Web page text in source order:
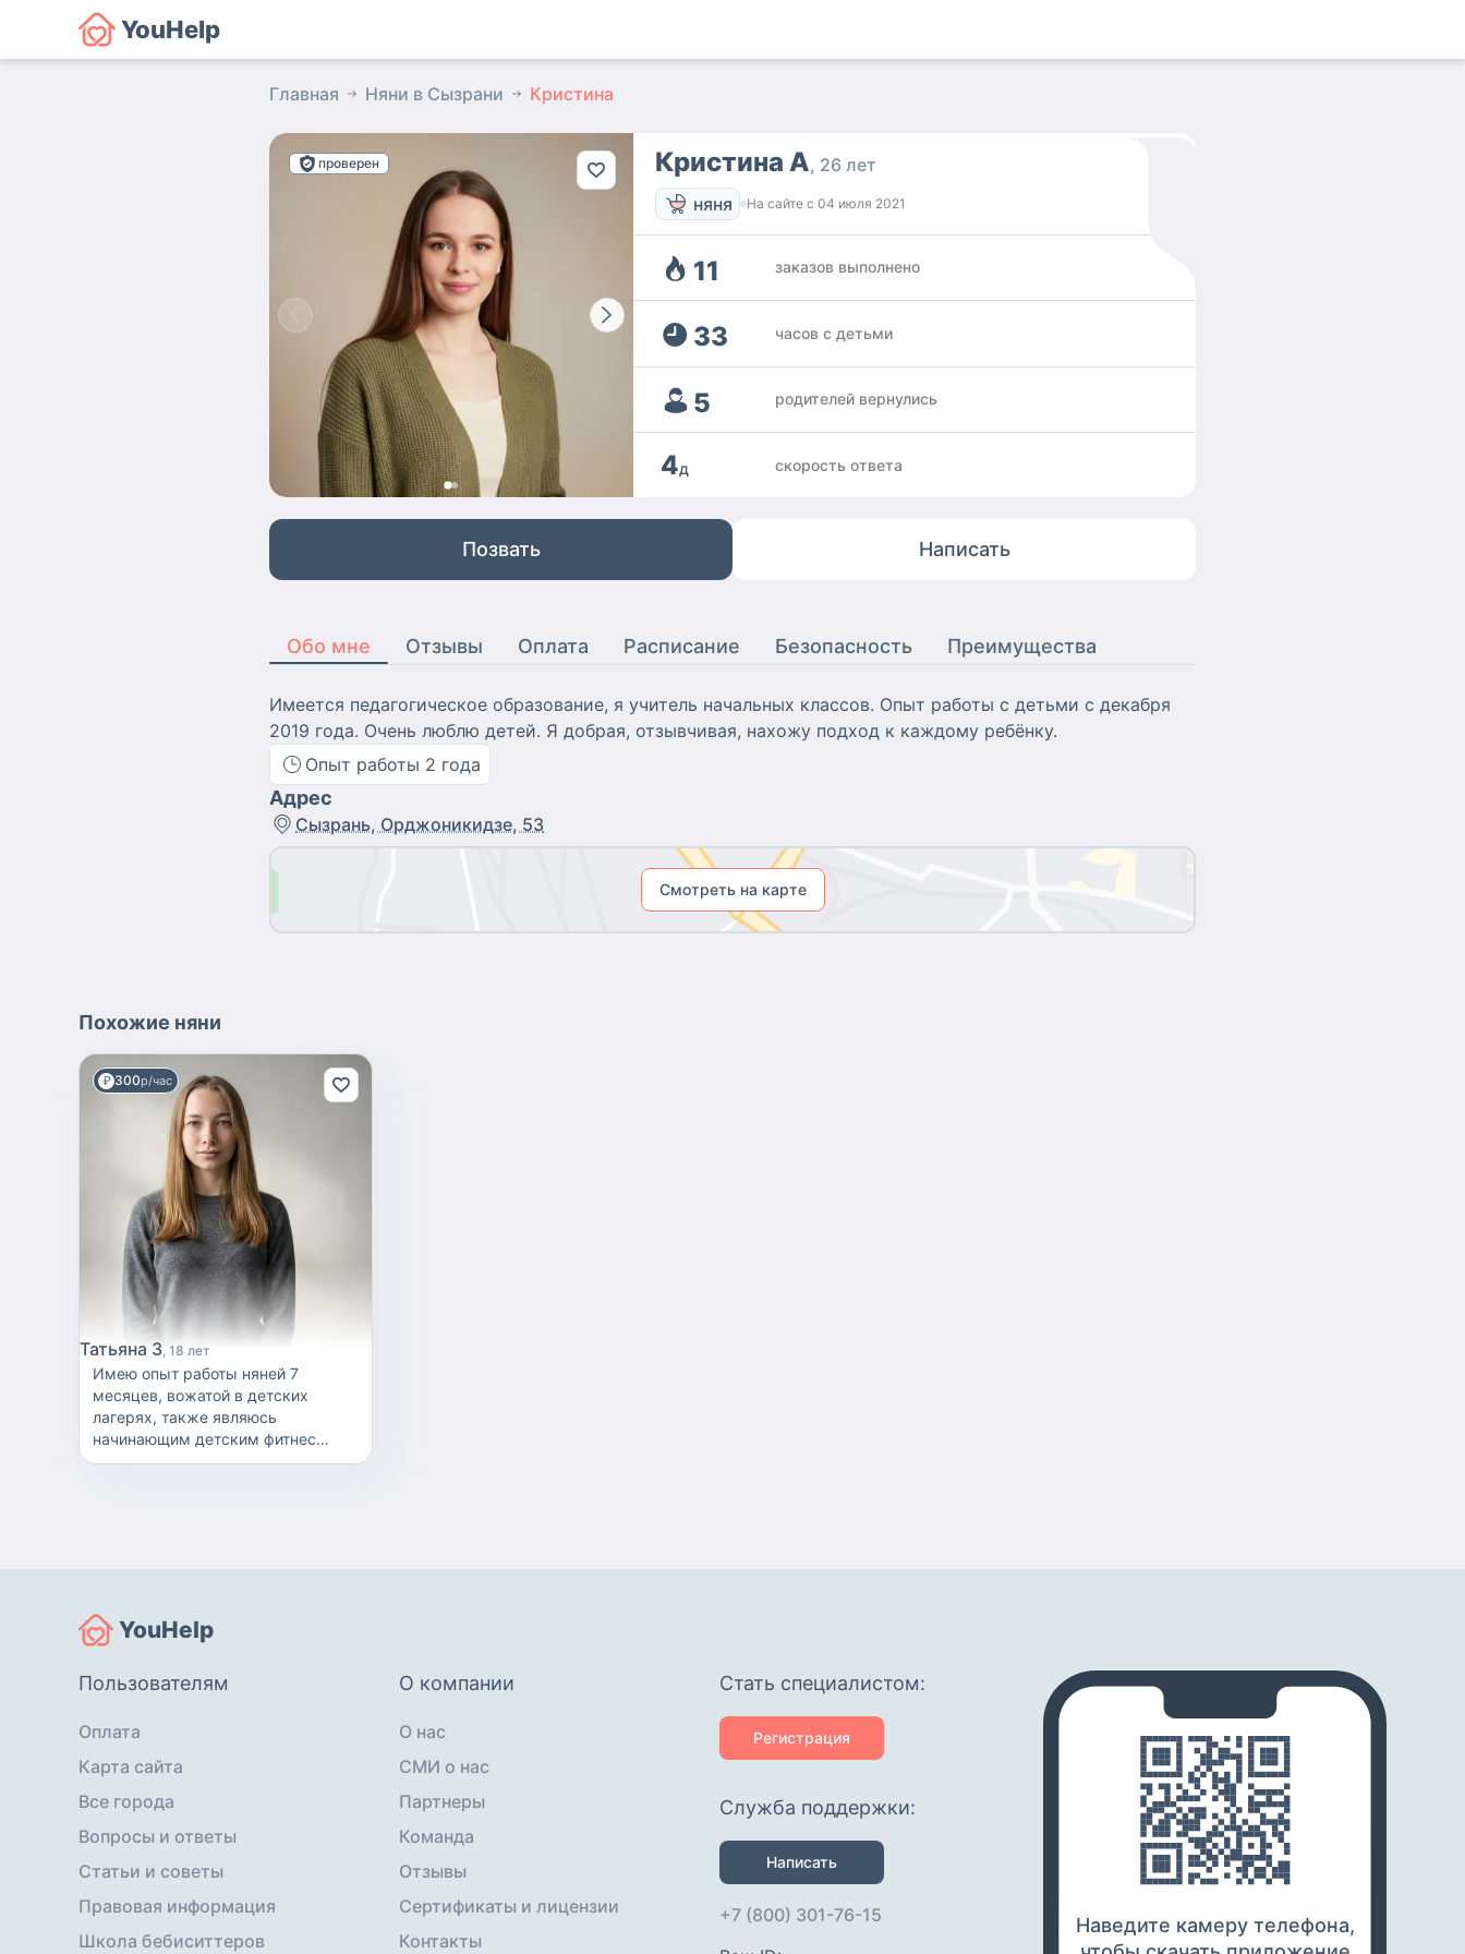
YouHelp
Главная Няни в Сызрани Кристина
проверен Кристина А 26 лет
няня
На сайте с 04 июля 2021
11 заказов выполнено
33 часов с детьми
5 родителей вернулись
4д скорость ответа
Позвать Написать
Обо мне Отзывы Оплата Расписание Безопасность Преимущества
Имеется педагогическое образование, я учитель начальных классов. Опыт работы с детьми с декабря
2019 года. Очень люблю детей. Я добрая, отзывчивая, нахожу подход к каждому ребёнку.
Опыт работы 2 года
Адрес
Сызрань, Орджоникидзе, 53
Смотреть на карте
Похожие няни
300р/час
Татьяна З 18 лет
Имею опыт работы няней 7
месяцев, вожатой в детских
лагерях, также являюсь
начинающим детским фитнес
тренером. Заочно учусь в СГУ на
YouHelp
Пользователям
Оплата
Карта сайта
Все города
Вопросы и ответы
Статьи и советы
Правовая информация
Школа бебиситтеров
О компании
О нас
СМИ о нас
Партнеры
Команда
Отзывы
Сертификаты и лицензии
Контакты
Cтать специалистом:
Регистрация
Служба поддержки:
Написать
+7 (800) 301-76-15
Наведите камеру телефона,